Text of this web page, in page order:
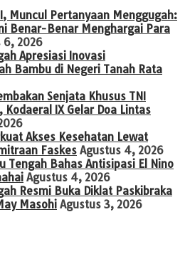
Muncul Pertanyaan Menggugah:
Benar-Benar Menghargai Para
6, 2026
Apresiasi Inovasi
Bambu di Negeri Tanah Rata
Senjata Khusus TNI
IX Gelar Doa Lintas
Akses Kesehatan Lewat
Faskes Agustus 4, 2026
Tengah Bahas Antisipasi El Nino
Agustus 4, 2026
Resmi Buka Diklat Paskibraka
Masohi Agustus 3, 2026